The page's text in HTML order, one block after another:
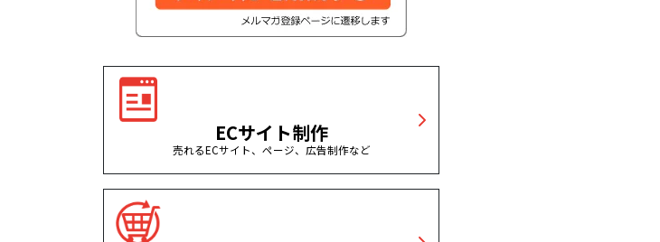
ECサイト制作
売れるECサイト、ページ、広告制作など